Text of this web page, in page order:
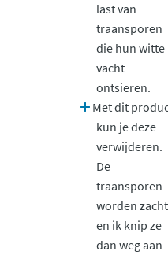
last van
traansporen
die hun witte
vacht
ontsieren.
Met dit
kun je deze
verwijderen.
De
traansporen
worden zacht
en ik knip ze
dan weg aan